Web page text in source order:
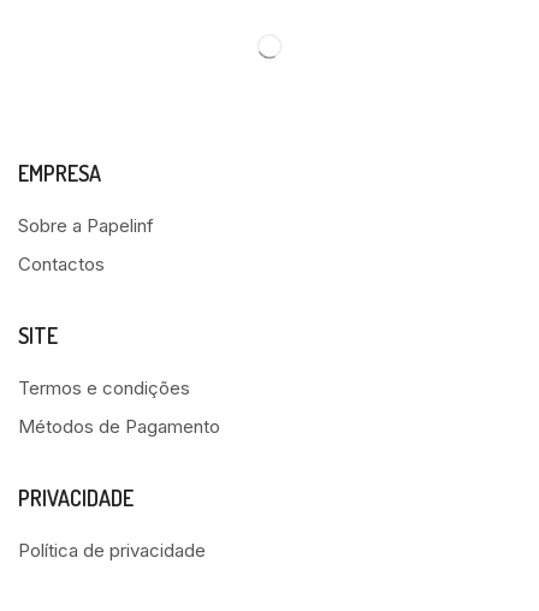
EMPRESA
Sobre a Papelinf
Contactos
SITE
Termos e condições
Métodos de Pagamento
PRIVACIDADE
Política de privacidade